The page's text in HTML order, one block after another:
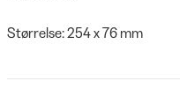
Størrelse: 254 x 76 mm